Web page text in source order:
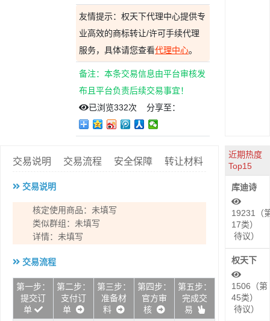
友情提示：权天下代理中心提供专
业高效的商标转让/许可手续代理
服务，具体请您查看代理中心。
备注：本条交易信息由平台审核发
布且平台负责后续交易事宜！
已浏览332次 分享至：
交易说明 交易流程 安全保障 转让材料
交易说明
核定使用商品：未填写
类似群组：未填写
详情：未填写
交易流程
第一步：
提交订
单
第二步：
支付订
单
第三步：
准备材
料
第四步：
官方审
核
第五步：
完成交
易
近期热度
Top15
库迪诗
19231（
17类）
待议）
权天下
1506（第
45类）
待议）